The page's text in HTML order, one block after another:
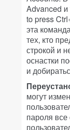
Advanced
to press
эта
тех, кто
строкой и
оснастки
и
могут
пароля